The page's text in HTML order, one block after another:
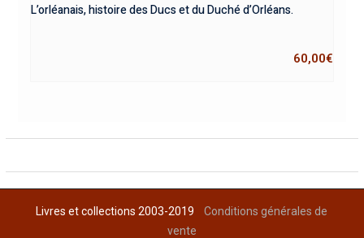
L’orléanais, histoire des Ducs et du Duché d’Orléans.
60,00€
Livres et collections 2003-2019Conditions générales de
vente